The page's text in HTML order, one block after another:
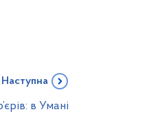
Наступна
в Умані